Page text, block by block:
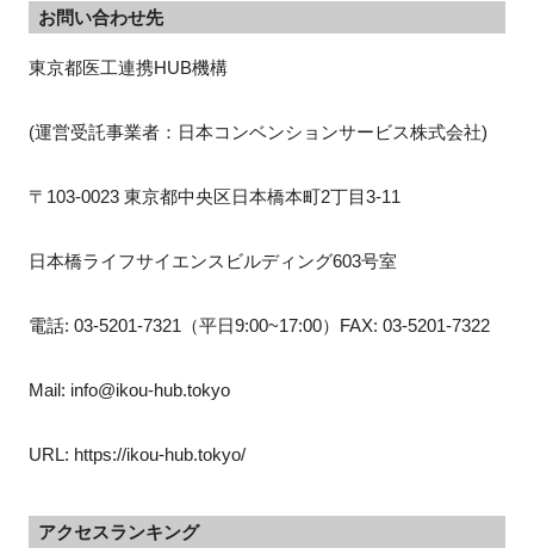
お問い合わせ先
東京都医工連携HUB機構
(運営受託事業者：日本コンベンションサービス株式会社)
〒103-0023 東京都中央区日本橋本町2丁目3-11
日本橋ライフサイエンスビルディング603号室
電話: 03-5201-7321（平日9:00~17:00）FAX: 03-5201-7322
Mail: info@ikou-hub.tokyo
URL: https://ikou-hub.tokyo/
アクセスランキング